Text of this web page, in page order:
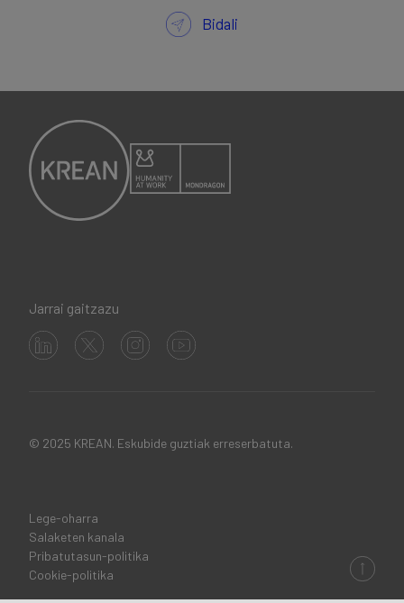
Jarrai gaitzazu
© 2025 KREAN. Eskubide guztiak erreserbatuta.
Legal
links
Lege-oharra
Salaketen kanala
Pribatutasun-politika
Cookie-politika